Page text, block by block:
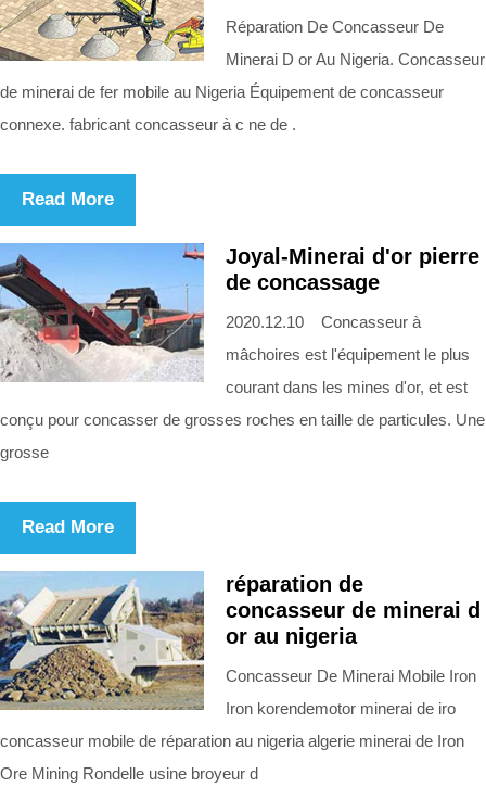
Réparation De Concasseur De
Minerai D or Au Nigeria. Concasseur
de minerai de fer mobile au Nigeria Équipement de concasseur
connexe. fabricant concasseur à c ne de .
Read More
Joyal-Minerai d'or pierre
de concassage
2020.12.10 Concasseur à
mâchoires est l'équipement le plus
courant dans les mines d'or, et est
conçu pour concasser de grosses roches en taille de particules. Une
grosse
Read More
réparation de
concasseur de minerai d
or au nigeria
Concasseur De Minerai Mobile Iron
Iron korendemotor minerai de iro
concasseur mobile de réparation au nigeria algerie minerai de Iron
Ore Mining Rondelle usine broyeur d